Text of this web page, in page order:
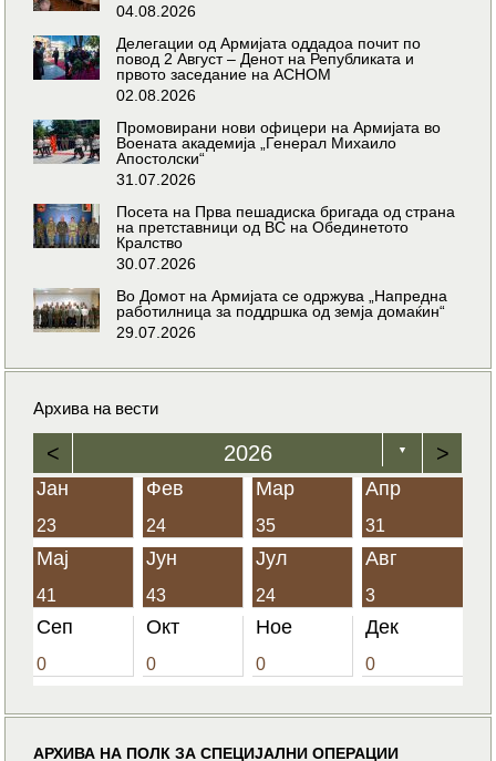
04.08.2026
Делегации од Армијата оддадоа почит по
повод 2 Август – Денот на Републиката и
првото заседание на АСНОМ
02.08.2026
Промовирани нови офицери на Армијата во
Воената академија „Генерал Михаило
Апостолски“
31.07.2026
Посета на Прва пешадиска бригада од страна
на претставници од ВС на Обединетото
Кралство
30.07.2026
Во Домот на Армијата се одржува „Напредна
работилница за поддршка од земја домаќин“
29.07.2026
Архива на вести
< 2026 ▼ >
Јан
23
Фев
24
Мар
35
Апр
31
Мај
41
Јун
43
Јул
24
Авг
3
Сеп
0
Окт
0
Ное
0
Дек
0
АРХИВА НА ПОЛК ЗА СПЕЦИЈАЛНИ ОПЕРАЦИИ